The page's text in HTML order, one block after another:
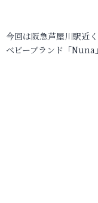
今回は阪急芦屋川駅近
ベビーブランド「